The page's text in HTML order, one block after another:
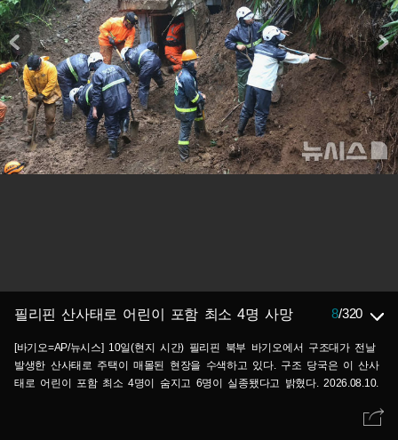
필리핀 산사태로 어린이 포함 최소 4명 사망 8/320
[바기오=AP/뉴시스] 10일(현지 시간) 필리핀 북부 바기오에서 구조대가 전날
발생한 산사태로 주택이 매몰된 현장을 수색하고 있다. 구조 당국은 이 산사
태로 어린이 포함 최소 4명이 숨지고 6명이 실종됐다고 밝혔다. 2026.08.10.